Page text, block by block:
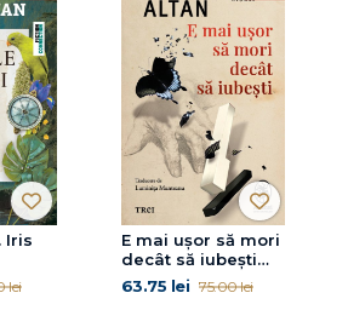
Iris
lei
E mai ușor să mori
decât să iubești
(seria Cvartetul
Otoman, vol.3)
63.75 lei 75.00 lei